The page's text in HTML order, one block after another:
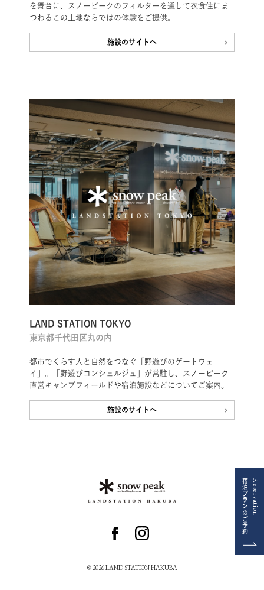
Reservation
宿泊プランのご予約
を舞台に、スノーピークのフィルターを通して衣食住にま
つわるこの土地ならではの体験をご提供。
施設のサイトへ
LAND STATION TOKYO
東京都千代田区丸の内
都市でくらす人と自然をつなぐ「野遊びのゲートウェ
イ」。「野遊びコンシェルジュ」が常駐し、スノーピーク
直営キャンプフィールドや宿泊施設などについてご案内。
施設のサイトへ
© 2026 LAND STATION HAKUBA